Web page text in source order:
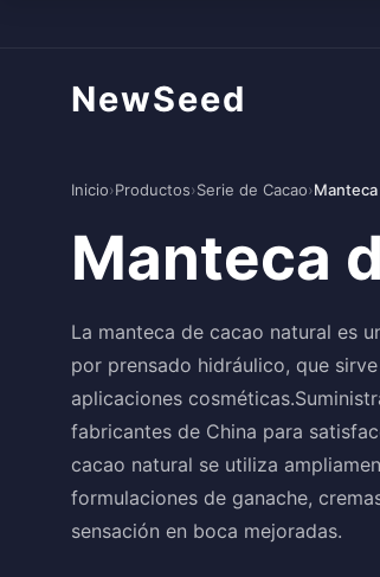
NewSeed
Inicio›Productos›Serie de Cacao›
Manteca
La manteca de cacao natural es
por prensado hidráulico, que
aplicaciones
fabricantes de China para
cacao natural se utiliza
formulaciones de ganache,
sensación en boca mejoradas.